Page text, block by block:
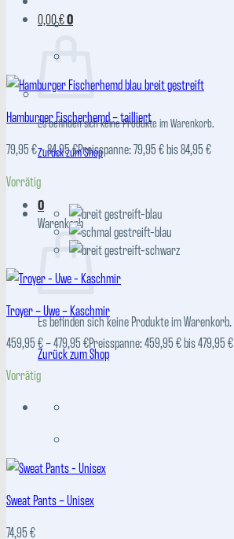
0,00€0
Es befinden sich keine Produkte im Warenkorb.
Zurück zum Shop
0
Warenkorb
Es befinden sich keine Produkte im Warenkorb.
Zurück zum Shop
Hamburger Fischerhemd – tailliert
79,95€–84,95€Preisspanne: 79,95 € bis 84,95 €
Vorrätig
Troyer – Uwe – Kaschmir
459,95€–479,95€Preisspanne: 459,95 € bis 479,95 €
Vorrätig
Sweat Pants – Unisex
74,95€